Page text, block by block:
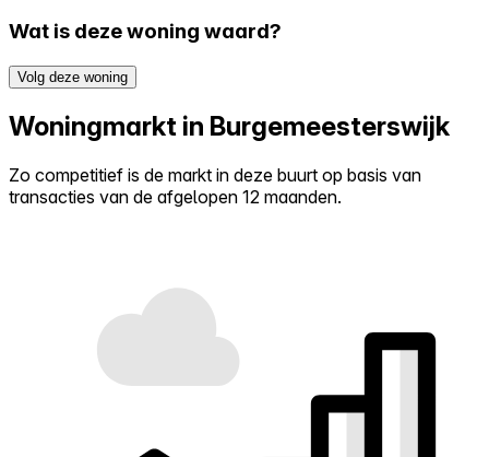
Wat is deze woning waard?
Volg deze woning
Woningmarkt in Burgemeesterswijk
Zo competitief is de markt in deze buurt op basis van
transacties van de afgelopen 12 maanden.